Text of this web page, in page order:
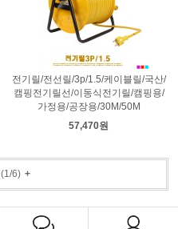
전기릴/전선릴/3p/1.5/케이블릴/국산/
캠핑전기릴선/이동식전기릴/캠핑용/
가정용/공장용/30M/50M
57,470원
(1/6)+